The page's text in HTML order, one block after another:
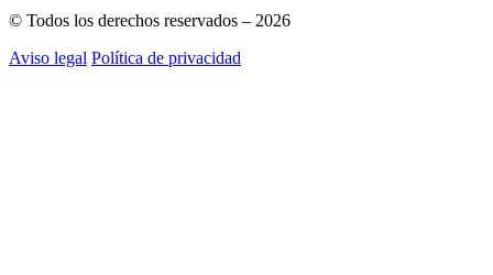
© Todos los derechos reservados – 2026
Aviso legal Política de privacidad